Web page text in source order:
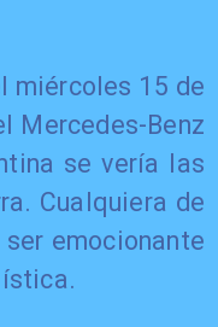
miércoles 15 de
Mercedes-Benz
se vería las
Cualquiera de
emocionante